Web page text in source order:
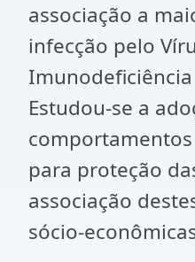
associação a
infecção pelo
Estudou-se a
para proteção
associação
sócio-